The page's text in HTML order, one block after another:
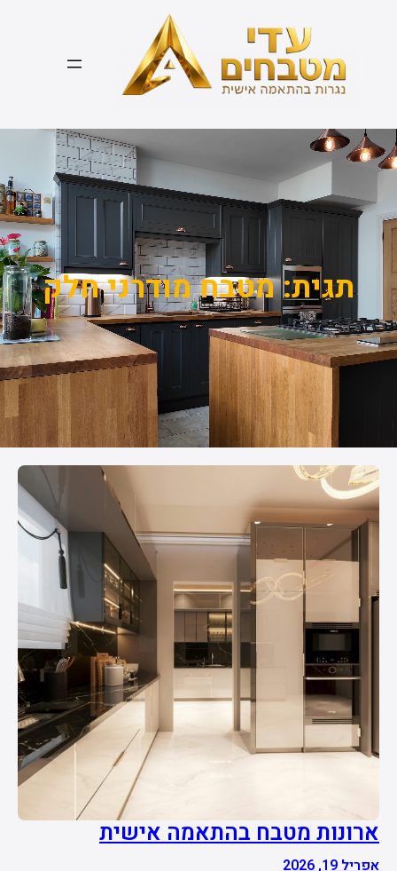
תגית:מטבח מודרני חלק
ארונות מטבח בהתאמה אישית
אפריל 19, 2026